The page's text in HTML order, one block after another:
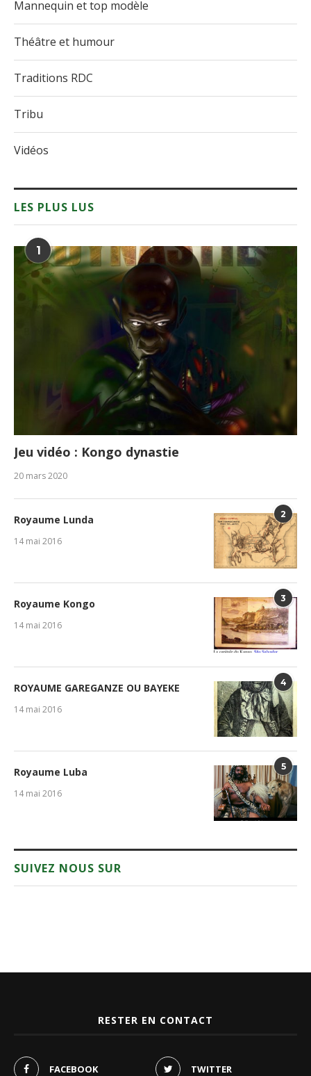
Mannequin et top modèle
Théâtre et humour
Traditions RDC
Tribu
Vidéos
LES PLUS LUS
1
Jeu vidéo : Kongo dynastie
20 mars 2020
2
Royaume Lunda
14 mai 2016
3
Royaume Kongo
14 mai 2016
4
ROYAUME GAREGANZE OU BAYEKE
14 mai 2016
5
Royaume Luba
14 mai 2016
SUIVEZ NOUS SUR
RESTER EN CONTACT
FACEBOOK TWITTER